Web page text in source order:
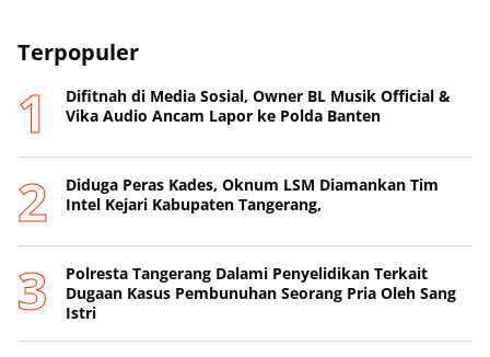
Terpopuler
Difitnah di Media Sosial, Owner BL Musik Official &
Vika Audio Ancam Lapor ke Polda Banten
Diduga Peras Kades, Oknum LSM Diamankan Tim
Intel Kejari Kabupaten Tangerang,
Polresta Tangerang Dalami Penyelidikan Terkait
Dugaan Kasus Pembunuhan Seorang Pria Oleh Sang
Istri